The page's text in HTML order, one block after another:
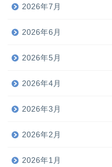
2026年7月
2026年6月
2026年5月
2026年4月
2026年3月
2026年2月
2026年1月